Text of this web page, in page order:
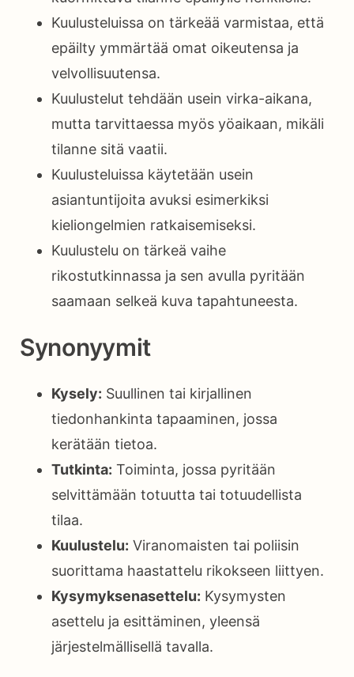
Kuulusteluissa on tärkeää varmistaa, että
epäilty ymmärtää omat oikeutensa ja
velvollisuutensa.
Kuulustelut tehdään usein virka-aikana,
mutta tarvittaessa myös yöaikaan, mikäli
tilanne sitä vaatii.
Kuulusteluissa käytetään usein
asiantuntijoita avuksi esimerkiksi
kieliongelmien ratkaisemiseksi.
Kuulustelu on tärkeä vaihe
rikostutkinnassa ja sen avulla pyritään
saamaan selkeä kuva tapahtuneesta.
Synonyymit
Kysely: Suullinen tai kirjallinen
tiedonhankinta tapaaminen, jossa
kerätään tietoa.
Tutkinta: Toiminta, jossa pyritään
selvittämään totuutta tai totuudellista
tilaa.
Kuulustelu: Viranomaisten tai poliisin
suorittama haastattelu rikokseen liittyen.
Kysymyksenasettelu: Kysymysten
asettelu ja esittäminen, yleensä
järjestelmällisellä tavalla.